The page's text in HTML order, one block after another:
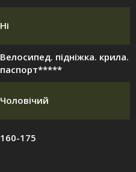
Ні
Велосипед. підніжка. крила.
паспорт*****
Чоловічий
160-175